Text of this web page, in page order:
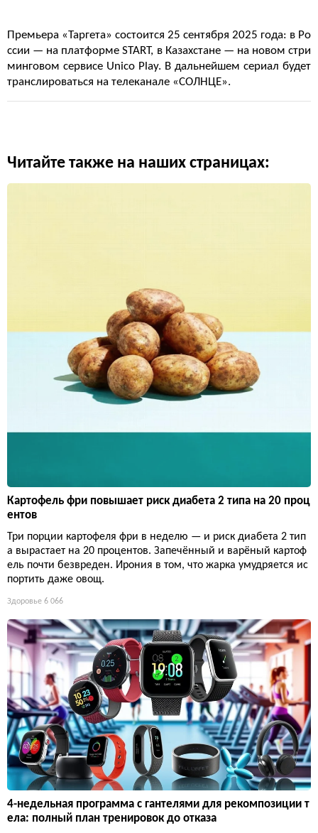
Премьера «Таргета» состоится 25 сентября 2025 года: в Ро
ссии — на платформе START, в Казахстане — на новом стри
минговом сервисе Unico Play. В дальнейшем сериал будет
транслироваться на телеканале «СОЛНЦЕ».
Читайте также на наших страницах:
Картофель фри повышает риск диабета 2 типа на 20 проц
ентов
Три порции картофеля фри в неделю — и риск диабета 2 тип
а вырастает на 20 процентов. Запечённый и варёный картоф
ель почти безвреден. Ирония в том, что жарка умудряется ис
портить даже овощ.
Здоровье 6 066
4-недельная программа с гантелями для рекомпозиции т
ела: полный план тренировок до отказа